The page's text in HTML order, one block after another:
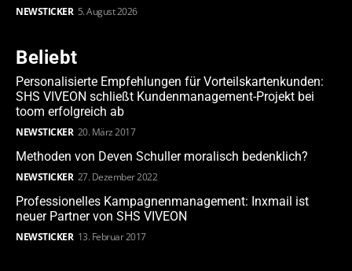
NEWSTICKER 5. August 2026
Beliebt
Personalisierte Empfehlungen für Vorteilskartenkunden:
SHS VIVEON schließt Kundenmanagement-Projekt bei
toom erfolgreich ab
NEWSTICKER 20. März 2017
Methoden von Deven Schuller moralisch bedenklich?
NEWSTICKER 27. Dezember 2022
Professionelles Kampagnenmanagement: Inxmail ist
neuer Partner von SHS VIVEON
NEWSTICKER 13. Februar 2017